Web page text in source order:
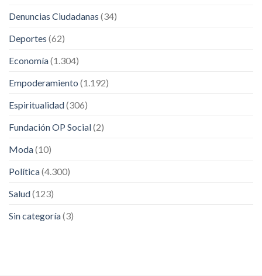
Denuncias Ciudadanas (34)
Deportes (62)
Economía(1.304)
Empoderamiento (1.192)
Espiritualidad(306)
Fundación OP Social(2)
Moda(10)
Política(4.300)
Salud(123)
Sin categoría(3)